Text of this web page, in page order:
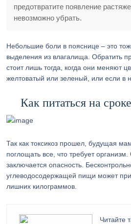
предотвратите появление
невозможно убрать.
Небольшие боли в пояснице – это
выделения из влагалища. Обратить
стоит лишь тогда, когда они меняют
желтоватый или зеленый, или если в
Как питаться на
Так как токсикоз прошел, будущая
поглощать все, что требует
заключается опасность.
углеводосодержащей пищи может
лишних килограммов.
Читайте